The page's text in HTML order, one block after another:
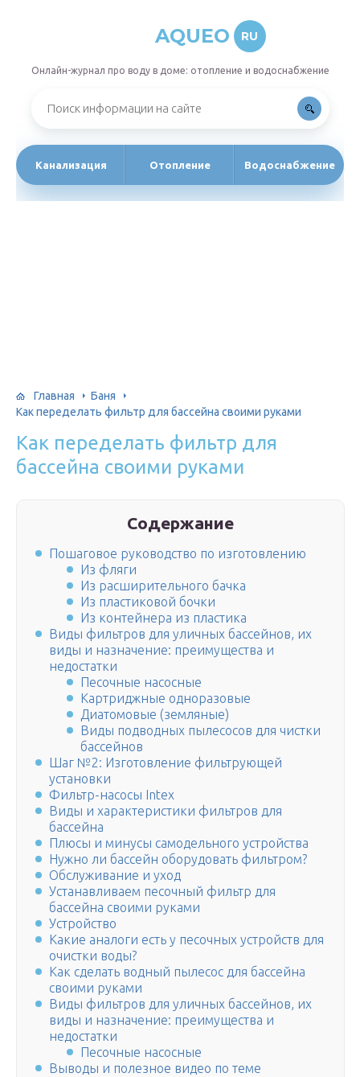
AQUEO RU
Онлайн-журнал про воду в доме: отопление и водоснабжение
Канализация Отопление Водоснабжение
Главная
Баня
Как переделать фильтр для бассейна своими руками
Как переделать фильтр для
бассейна своими руками
Содержание
Пошаговое руководство по изготовлению
Из фляги
Из расширительного бачка
Из пластиковой бочки
Из контейнера из пластика
Виды фильтров для уличных бассейнов, их
виды и назначение: преимущества и
недостатки
Песочные насосные
Картриджные одноразовые
Диатомовые (земляные)
Виды подводных пылесосов для чистки
бассейнов
Шаг №2: Изготовление фильтрующей
установки
Фильтр-насосы Intex
Виды и характеристики фильтров для
бассейна
Плюсы и минусы самодельного устройства
Нужно ли бассейн оборудовать фильтром?
Обслуживание и уход
Устанавливаем песочный фильтр для
бассейна своими руками
Устройство
Какие аналоги есть у песочных устройств для
очистки воды?
Как сделать водный пылесос для бассейна
своими руками
Виды фильтров для уличных бассейнов, их
виды и назначение: преимущества и
недостатки
Песочные насосные
Выводы и полезное видео по теме